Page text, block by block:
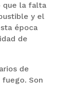
que la falta
y el
época
de
de
Son